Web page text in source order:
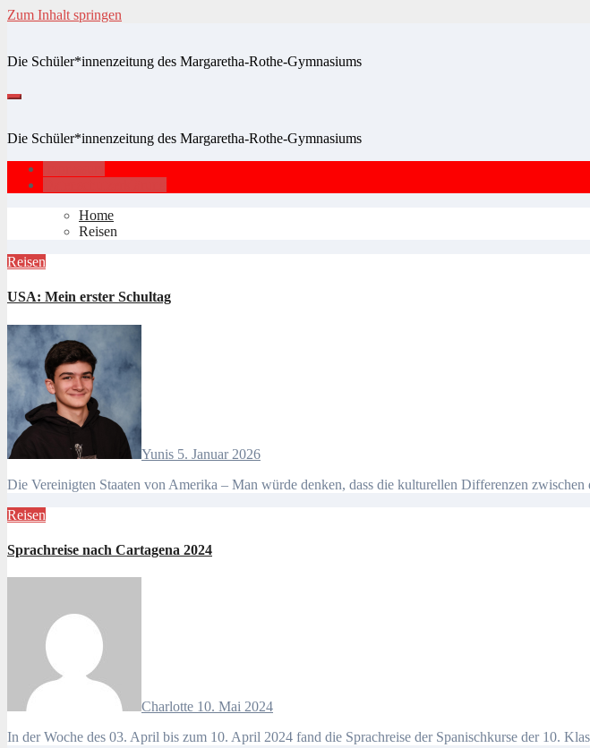
Zum Inhalt springen
Die Schüler*innenzeitung des Margaretha-Rothe-Gymnasiums
Die Schüler*innenzeitung des Margaretha-Rothe-Gymnasiums
Home
Reisen
Reisen
USA: Mein erster Schultag
Yunis 5. Januar 2026
Die Vereinigten Staaten von Amerika – Man würde denken, dass die kulturellen Differenzen
Reisen
Sprachreise nach Cartagena 2024
Charlotte 10. Mai 2024
In der Woche des 03. April bis zum 10. April 2024 fand die Sprachreise der Spanischkurse der 10.